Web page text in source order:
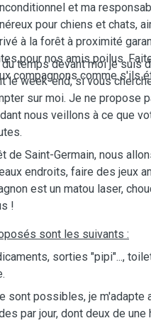
et ma
pour chiens et chats,
à la forêt à proximité
pour nos amis poilus.
compagnons comme s'ils
temps devant moi je suis
le week-end, si vous
sur moi. Je ne propose
nous veillons à ce que
de Saint-Germain, nous
endroits, faire des jeux
est un matou laser,
!
sont les suivants :
sorties "pipi"...,
sont possibles, je m'adapte
par jour, dont deux de une